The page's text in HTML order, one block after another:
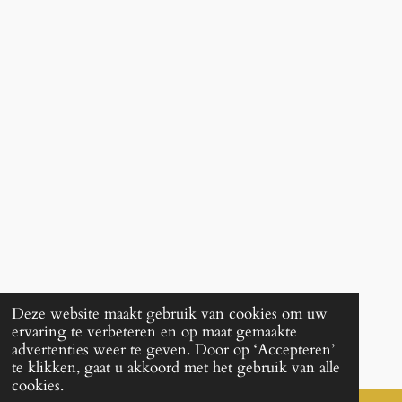
Deze website maakt gebruik van cookies om uw
ervaring te verbeteren en op maat gemaakte
advertenties weer te geven. Door op ‘Accepteren’
te klikken, gaat u akkoord met het gebruik van alle
cookies.